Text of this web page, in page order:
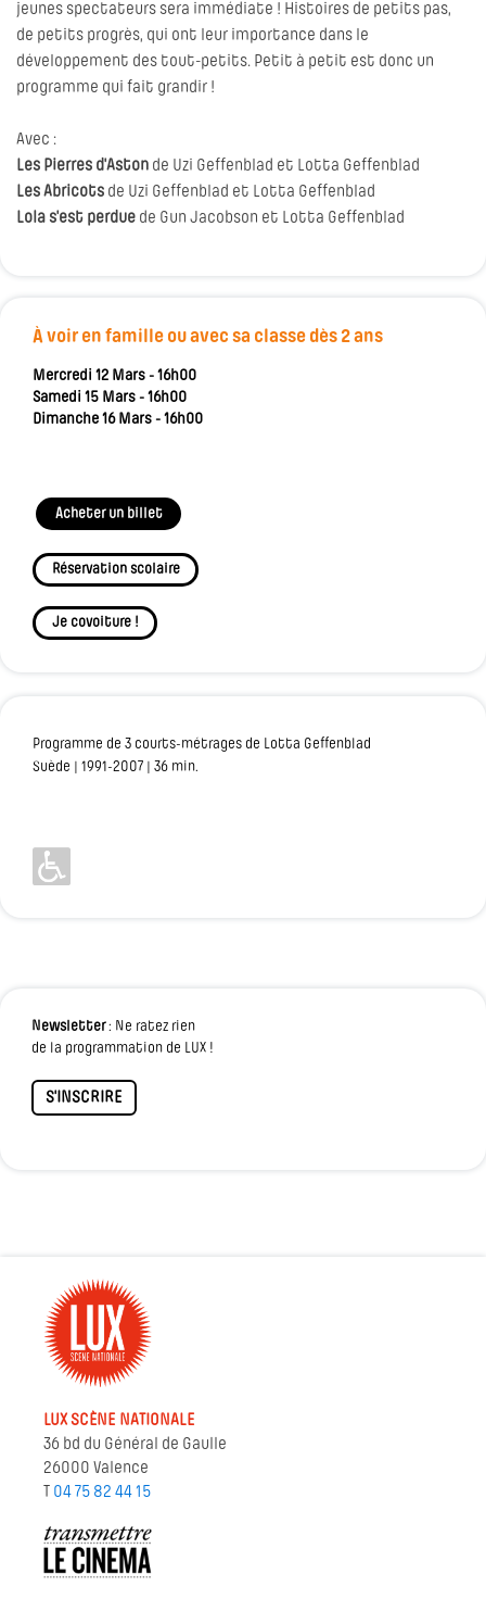
jeunes spectateurs sera immédiate ! Histoires de petits pas,
de petits progrès, qui ont leur importance dans le
développement des tout-petits. Petit à petit est donc un
programme qui fait grandir !
Avec :
Les Pierres d'Aston de Uzi Geffenblad et Lotta Geffenblad
Les Abricots de Uzi Geffenblad et Lotta Geffenblad
Lola s'est perdue de Gun Jacobson et Lotta Geffenblad
À voir en famille ou avec sa classe dès 2 ans
Mercredi 12 Mars - 16h00
Samedi 15 Mars - 16h00
Dimanche 16 Mars - 16h00
Acheter un billet
Réservation scolaire
Je covoiture !
Programme de 3 courts-métrages de Lotta Geffenblad
Suède | 1991-2007 | 36 min.
Newsletter: Ne ratez rien
de la programmation de LUX !
S'INSCRIRE
LUX SCÈNE NATIONALE
36 bd du Général de Gaulle
26000 Valence
T 04 75 82 44 15